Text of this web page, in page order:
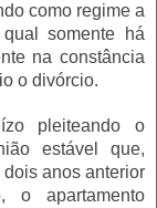
como regime a
somente há
na constância
o divórcio.
pleiteando o
estável que,
anos anterior
o apartamento